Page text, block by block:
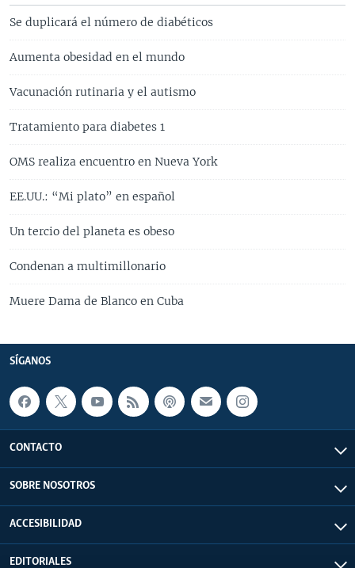
Se duplicará el número de diabéticos
Aumenta obesidad en el mundo
Vacunación rutinaria y el autismo
Tratamiento para diabetes 1
OMS realiza encuentro en Nueva York
EE.UU.: “Mi plato” en español
Un tercio del planeta es obeso
Condenan a multimillonario
Muere Dama de Blanco en Cuba
SÍGANOS
CONTACTO
SOBRE NOSOTROS
ACCESIBILIDAD
EDITORIALES